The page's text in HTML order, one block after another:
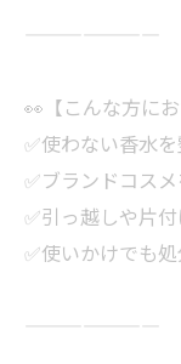
———————
👀【こんな方に
✅使わない香水
✅ブランドコス
✅引っ越しや片
✅使いかけでも
———————